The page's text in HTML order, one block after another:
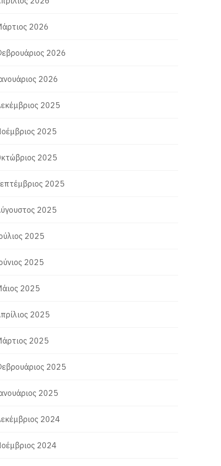
2026
2026
2026
2025
2025
2025
2025
2025
2025
2025
2025
2025
2025
2025
2025
2024
2024